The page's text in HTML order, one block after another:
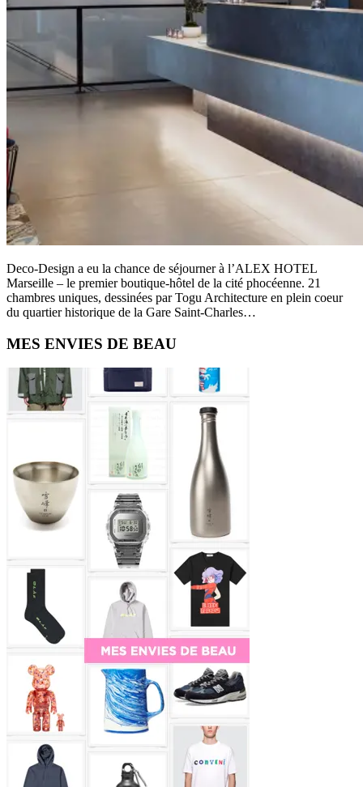
Deco-Design a eu la chance de séjourner à l’ALEX HOTEL
Marseille – le premier boutique-hôtel de la cité phocéenne. 21
chambres uniques, dessinées par Togu Architecture en plein coeur
du quartier historique de la Gare Saint-Charles…
Primary
Sidebar
MES ENVIES DE BEAU